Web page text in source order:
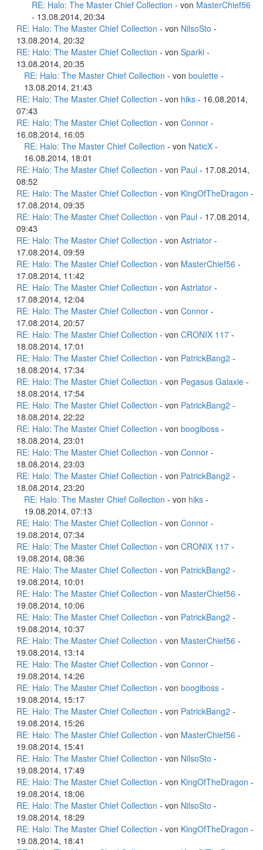
RE: Halo: The Master Chief Collection - von MasterChief56
- 13.08.2014, 20:34
RE: Halo: The Master Chief Collection - von NilsoSto -
13.08.2014, 20:32
RE: Halo: The Master Chief Collection - von Sparki -
13.08.2014, 20:35
RE: Halo: The Master Chief Collection - von boulette -
13.08.2014, 21:43
RE: Halo: The Master Chief Collection - von hiks - 16.08.2014,
07:43
RE: Halo: The Master Chief Collection - von Connor -
16.08.2014, 16:05
RE: Halo: The Master Chief Collection - von NaticX -
16.08.2014, 18:01
RE: Halo: The Master Chief Collection - von Paul - 17.08.2014,
08:52
RE: Halo: The Master Chief Collection - von KingOfTheDragon -
17.08.2014, 09:35
RE: Halo: The Master Chief Collection - von Paul - 17.08.2014,
09:43
RE: Halo: The Master Chief Collection - von Astriator -
17.08.2014, 09:59
RE: Halo: The Master Chief Collection - von MasterChief56 -
17.08.2014, 11:42
RE: Halo: The Master Chief Collection - von Astriator -
17.08.2014, 12:04
RE: Halo: The Master Chief Collection - von Connor -
17.08.2014, 20:57
RE: Halo: The Master Chief Collection - von CRONIX 117 -
18.08.2014, 17:01
RE: Halo: The Master Chief Collection - von PatrickBang2 -
18.08.2014, 17:34
RE: Halo: The Master Chief Collection - von Pegasus Galaxie -
18.08.2014, 17:54
RE: Halo: The Master Chief Collection - von PatrickBang2 -
18.08.2014, 22:22
RE: Halo: The Master Chief Collection - von boogiboss -
18.08.2014, 23:01
RE: Halo: The Master Chief Collection - von Connor -
18.08.2014, 23:03
RE: Halo: The Master Chief Collection - von PatrickBang2 -
18.08.2014, 23:20
RE: Halo: The Master Chief Collection - von hiks -
19.08.2014, 07:13
RE: Halo: The Master Chief Collection - von Connor -
19.08.2014, 07:34
RE: Halo: The Master Chief Collection - von CRONIX 117 -
19.08.2014, 08:36
RE: Halo: The Master Chief Collection - von PatrickBang2 -
19.08.2014, 10:01
RE: Halo: The Master Chief Collection - von MasterChief56 -
19.08.2014, 10:06
RE: Halo: The Master Chief Collection - von PatrickBang2 -
19.08.2014, 10:37
RE: Halo: The Master Chief Collection - von MasterChief56 -
19.08.2014, 13:14
RE: Halo: The Master Chief Collection - von Connor -
19.08.2014, 14:26
RE: Halo: The Master Chief Collection - von boogiboss -
19.08.2014, 15:17
RE: Halo: The Master Chief Collection - von PatrickBang2 -
19.08.2014, 15:26
RE: Halo: The Master Chief Collection - von MasterChief56 -
19.08.2014, 15:41
RE: Halo: The Master Chief Collection - von NilsoSto -
19.08.2014, 17:49
RE: Halo: The Master Chief Collection - von KingOfTheDragon -
19.08.2014, 18:06
RE: Halo: The Master Chief Collection - von NilsoSto -
19.08.2014, 18:29
RE: Halo: The Master Chief Collection - von KingOfTheDragon -
19.08.2014, 18:41